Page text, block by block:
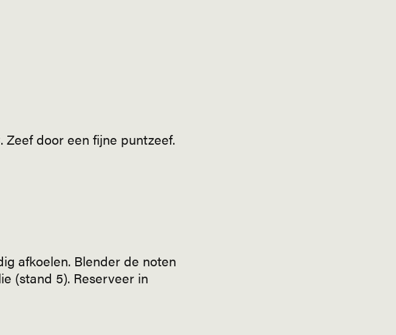
door een fijne puntzeef.
afkoelen. Blender de noten
(stand 5). Reserveer in